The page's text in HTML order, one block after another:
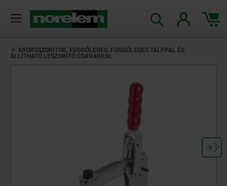
GYORSSZORÍTÓK, FÜGGŐLEGES, FÜGGŐLEGES TALPPAL ÉS
ÁLLÍTHATÓ LESZORÍTÓ CSAVARRAL